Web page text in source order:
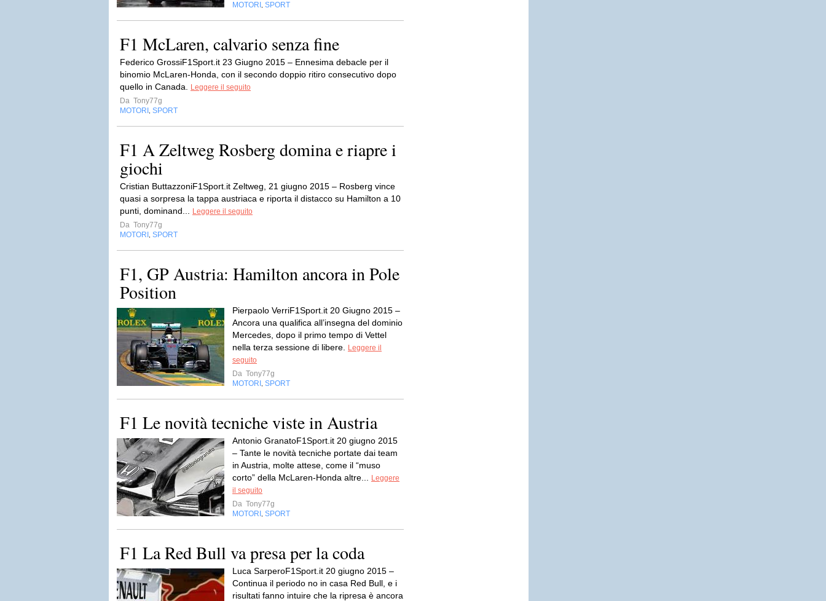
MOTORI
SPORT
F1 McLaren, calvario senza fine
Federico GrossiF1Sport.it 23 Giugno 2015 – Ennesima debacle per il
binomio McLaren-Honda, con il secondo doppio ritiro consecutivo dopo
quello in Canada.
Leggere il seguito
Da Tony77g
MOTORI
SPORT
F1 A Zeltweg Rosberg domina e riapre i
giochi
Cristian ButtazzoniF1Sport.it Zeltweg, 21 giugno 2015 – Rosberg vince
quasi a sorpresa la tappa austriaca e riporta il distacco su Hamilton a 10
punti, dominand...
Leggere il seguito
Da Tony77g
MOTORI
SPORT
F1, GP Austria: Hamilton ancora in Pole
Position
Pierpaolo VerriF1Sport.it 20 Giugno 2015 –
Ancora una qualifica all’insegna del dominio
Mercedes, dopo il primo tempo di Vettel
nella terza sessione di libere.
Leggere il
seguito
Da Tony77g
MOTORI
SPORT
F1 Le novità tecniche viste in Austria
Antonio GranatoF1Sport.it 20 giugno 2015
– Tante le novità tecniche portate dai team
in Austria, molte attese, come il “muso
corto” della McLaren-Honda altre...
Leggere
il seguito
Da Tony77g
MOTORI
SPORT
F1 La Red Bull va presa per la coda
Luca SarperoF1Sport.it 20 giugno 2015 –
Continua il periodo no in casa Red Bull, e i
risultati fanno intuire che la ripresa è ancora